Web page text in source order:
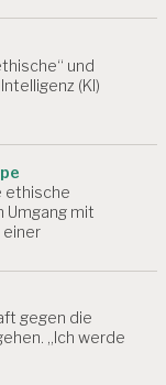
und
(KI)
ethische
Umgang mit
einer
gegen die
„Ich werde